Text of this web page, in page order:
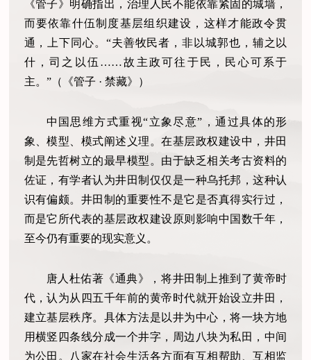
《管子》明确指出，治理人民不能依靠紧固的城墙，
而要依靠什伍制度基层组织建设，这样才能政令贯
通，上下同心。 “夫善牧民者，非以城郭也，辅之以
什，司之以伍……故主政可往于民，民心可系于
主。”（《管子 · 禁藏》）
中国思维方式重视“立象尽意”，通过具体的形
象、模型、模式阐述义理。在基层政权建设中，井田
制是先哲树立的最早模型。由于缺乏相关考古资料的
佐证，有学者认为井田制仅仅是一种乌托邦，这种认
识有偏颇。井田制的重要性不是它是否真得实行过，
而是它所代表的基层政权建设原则影响中国数千年，
至今仍有重要的现实意义。
唐人杜佑著《通典》，将井田制上推到了黄帝时
代，认为从四五千年前的黄帝时代就开始设立井田，
建立基层秩序。具体方法是以井为中心，将一块方地
用横竖四条线分成一个井字，周边八块为私田，中间
为公田。八家在社会生活各方面有互相帮助、互相监